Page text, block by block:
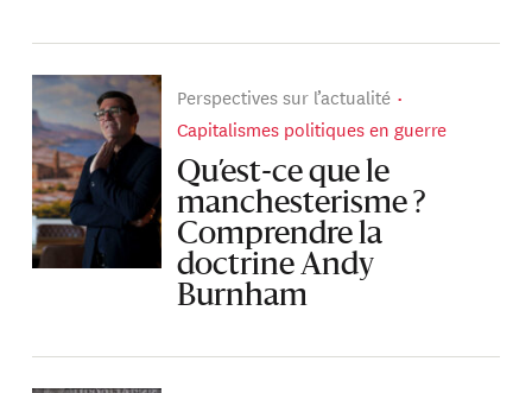
Perspectives sur l’actualité
Capitalismes politiques en guerre
Qu’est-ce que le
manchesterisme ?
Comprendre la
doctrine Andy
Burnham